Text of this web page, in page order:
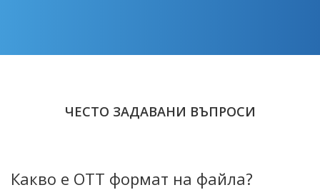
ЧЕСТО ЗАДАВАНИ ВЪПРОСИ
Какво е OTT формат на файла?